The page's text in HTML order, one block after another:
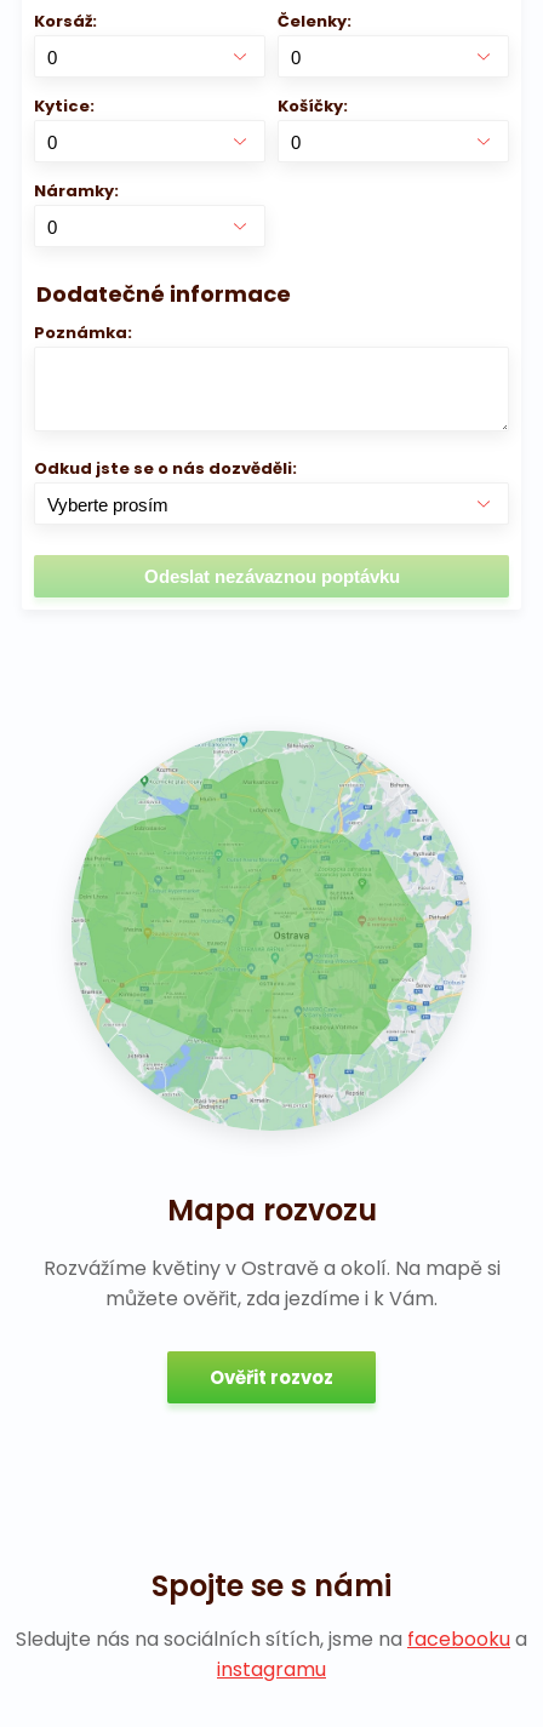
Korsáž:
Kytice:
Náramky:
Čelenky:
Košíčky:
Dodatečné informace
Poznámka:
Odkud jste se o nás dozvěděli:
Mapa rozvozu
Rozvážíme květiny v Ostravě a okolí. Na mapě si
můžete ověřit, zda jezdíme i k Vám.
Ověřit rozvoz
Spojte se s námi
Sledujte nás na sociálních sítích, jsme na facebookua
instagramu